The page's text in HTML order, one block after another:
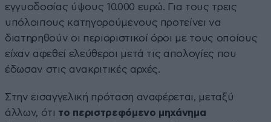
εγγυοδοσίας ύψους 10.000 ευρώ. Για τους τρεις
υπόλοιπους κατηγορούμενους προτείνει να
διατηρηθούν οι περιοριστικοί όροι με τους οποίους
είχαν αφεθεί ελεύθεροι μετά τις απολογίες που
έδωσαν στις ανακριτικές αρχές.
Στην εισαγγελική πρόταση αναφέρεται, μεταξύ
άλλων, ότι το περιστρεφόμενο μηχάνημα